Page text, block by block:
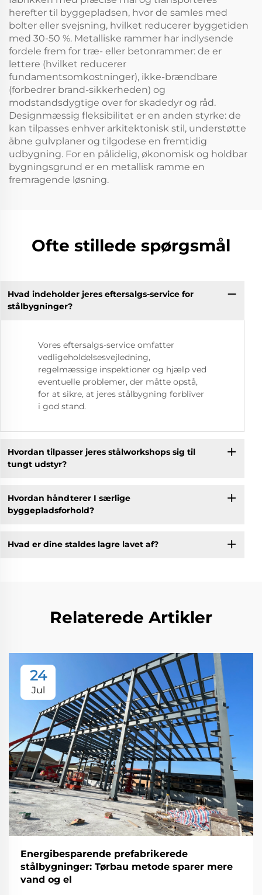
herefter til byggepladsen, hvor de samles med
bolter eller svejsning, hvilket reducerer byggetiden
med 30-50 %. Metalliske rammer har indlysende
fordele frem for træ- eller betonrammer: de er
lettere (hvilket reducerer
fundamentsomkostninger), ikke-brændbare
(forbedrer brand-sikkerheden) og
modstandsdygtige over for skadedyr og råd.
Designmæssig fleksibilitet er en anden styrke: de
kan tilpasses enhver arkitektonisk stil, understøtte
åbne gulvplaner og tilgodese en fremtidig
udbygning. For en pålidelig, økonomisk og holdbar
bygningsgrund er en metallisk ramme en
fremragende løsning.
Ofte stillede spørgsmål
Hvad indeholder jeres eftersalgs-service for
stålbygninger?
Vores eftersalgs-service omfatter
vedligeholdelsesvejledning,
regelmæssige inspektioner og hjælp ved
eventuelle problemer, der måtte opstå,
for at sikre, at jeres stålbygning forbliver
i god stand.
Hvordan tilpasser jeres stålworkshops sig til
tungt udstyr?
Hvordan håndterer I særlige
byggepladsforhold?
Hvad er dine staldes lagre lavet af?
Relaterede Artikler
24
Jul
Energibesparende prefabrikerede
stålbygninger: Tørbau metode sparer mere
vand og el